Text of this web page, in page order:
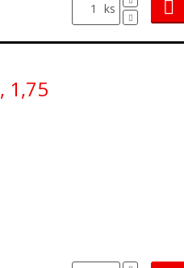
ks
, 1,75